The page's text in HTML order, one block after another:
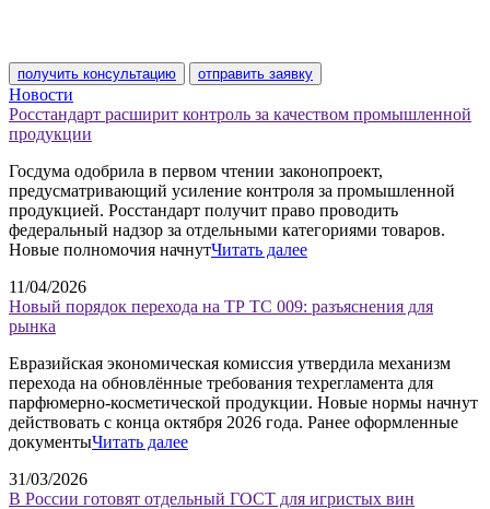
получить консультацию отправить заявку
Новости
Росстандарт расширит контроль за качеством промышленной
продукции
Госдума одобрила в первом чтении законопроект,
предусматривающий усиление контроля за промышленной
продукцией. Росстандарт получит право проводить
федеральный надзор за отдельными категориями товаров.
Новые полномочия начнутЧитать далее
11/04/2026
Новый порядок перехода на ТР ТС 009: разъяснения для
рынка
Евразийская экономическая комиссия утвердила механизм
перехода на обновлённые требования техрегламента для
парфюмерно-косметической продукции. Новые нормы начнут
действовать с конца октября 2026 года. Ранее оформленные
документыЧитать далее
31/03/2026
В России готовят отдельный ГОСТ для игристых вин